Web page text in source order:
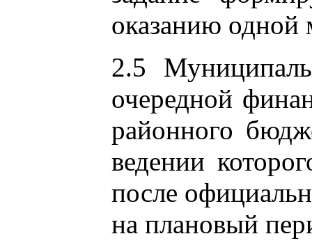
оказанию одной
2.5
очередной
районного
ведении
после
на плановый